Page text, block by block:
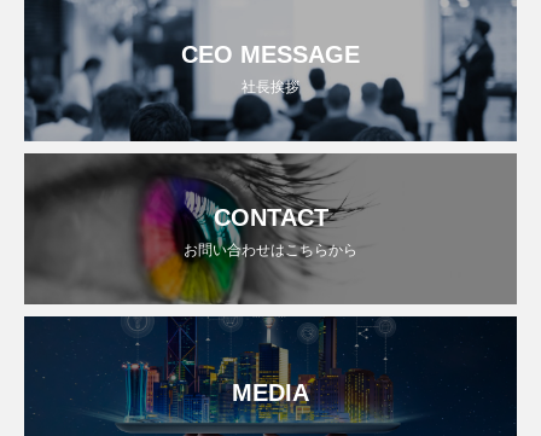
CEO MESSAGE
社長挨拶
CONTACT
お問い合わせはこちらから
MEDIA